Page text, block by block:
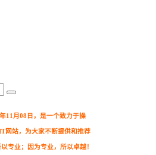
11月08日，是一个致力于操
网站，为大家不断提供和推荐
专业；因为专业，所以卓越！